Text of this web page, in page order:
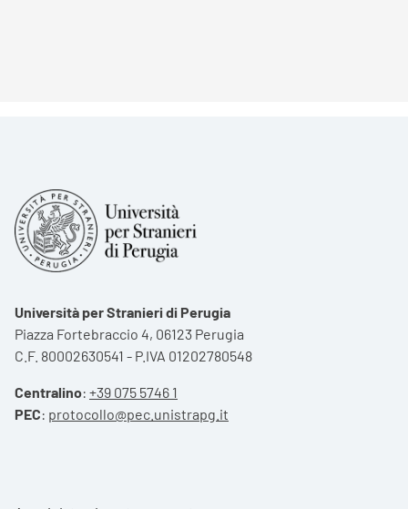
Università per Stranieri di Perugia
Piazza Fortebraccio 4, 06123 Perugia
C.F. 80002630541 - P.IVA 01202780548
Centralino: +39 075 5746 1
PEC: protocollo@pec.unistrapg.it
Footer menu